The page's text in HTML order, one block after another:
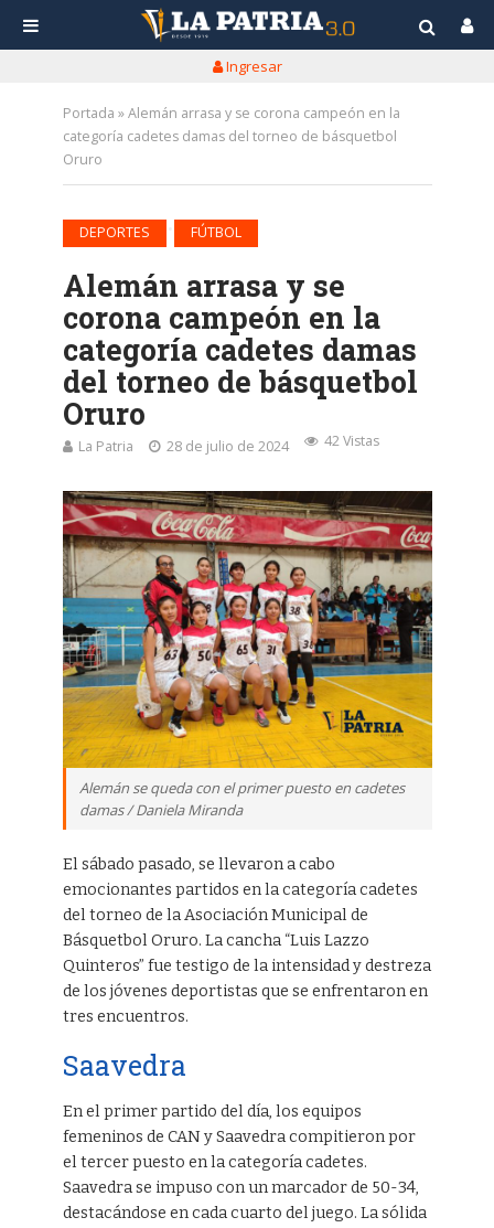
Ingresar
Portada »Alemán arrasa y se corona campeón en la
categoría cadetes damas del torneo de básquetbol
Oruro
DEPORTES FÚTBOL
Alemán arrasa y se
corona campeón en la
categoría cadetes damas
del torneo de básquetbol
Oruro
La Patria 28 de julio de 2024 42 Vistas
Alemán se queda con el primer puesto en cadetes
damas / Daniela Miranda
El sábado pasado, se llevaron a cabo
emocionantes partidos en la categoría cadetes
del torneo de la Asociación Municipal de
Básquetbol Oruro. La cancha “Luis Lazzo
Quinteros” fue testigo de la intensidad y destreza
de los jóvenes deportistas que se enfrentaron en
tres encuentros.
Saavedra
En el primer partido del día, los equipos
femeninos de CAN y Saavedra compitieron por
el tercer puesto en la categoría cadetes.
Saavedra se impuso con un marcador de 50-34,
destacándose en cada cuarto del juego. La sólida